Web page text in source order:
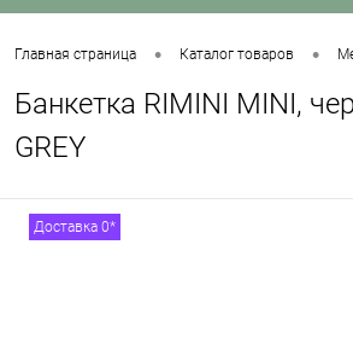
Главная страница • Каталог товаров •
Банкетка RIMINI MINI,
GREY
Доставка 0*